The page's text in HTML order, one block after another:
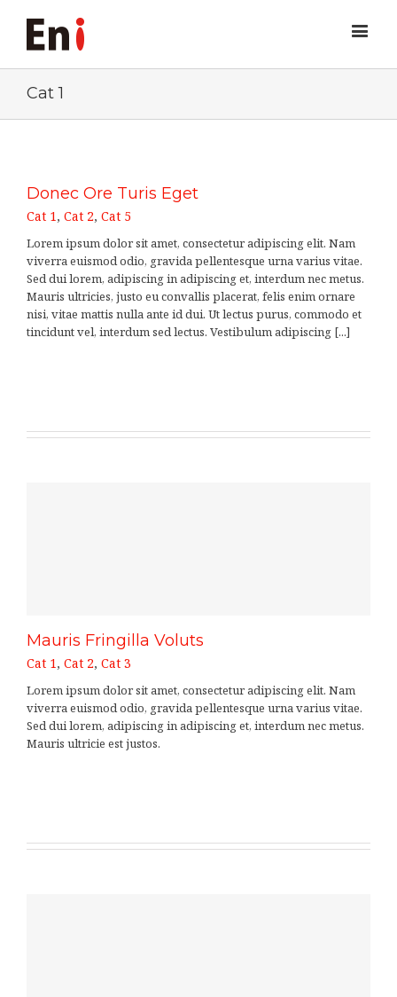
Cat 1
Donec Ore Turis Eget
Cat 1, Cat 2, Cat 5
Lorem ipsum dolor sit amet, consectetur adipiscing elit. Nam
viverra euismod odio, gravida pellentesque urna varius vitae.
Sed dui lorem, adipiscing in adipiscing et, interdum nec metus.
Mauris ultricies, justo eu convallis placerat, felis enim ornare
nisi, vitae mattis nulla ante id dui. Ut lectus purus, commodo et
tincidunt vel, interdum sed lectus. Vestibulum adipiscing [...]
Mauris Fringilla Voluts
Cat 1, Cat 2, Cat 3
Lorem ipsum dolor sit amet, consectetur adipiscing elit. Nam
viverra euismod odio, gravida pellentesque urna varius vitae.
Sed dui lorem, adipiscing in adipiscing et, interdum nec metus.
Mauris ultricie est justos.